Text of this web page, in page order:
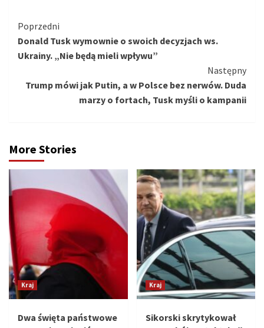
Kontynuuj
czytanie
Poprzedni
Donald Tusk wymownie o swoich decyzjach ws.
Ukrainy. „Nie będą mieli wpływu”
Następny
Trump mówi jak Putin, a w Polsce bez nerwów. Duda
marzy o fortach, Tusk myśli o kampanii
More Stories
Kraj
Dwa święta państwowe
Kraj
Sikorski skrytykował